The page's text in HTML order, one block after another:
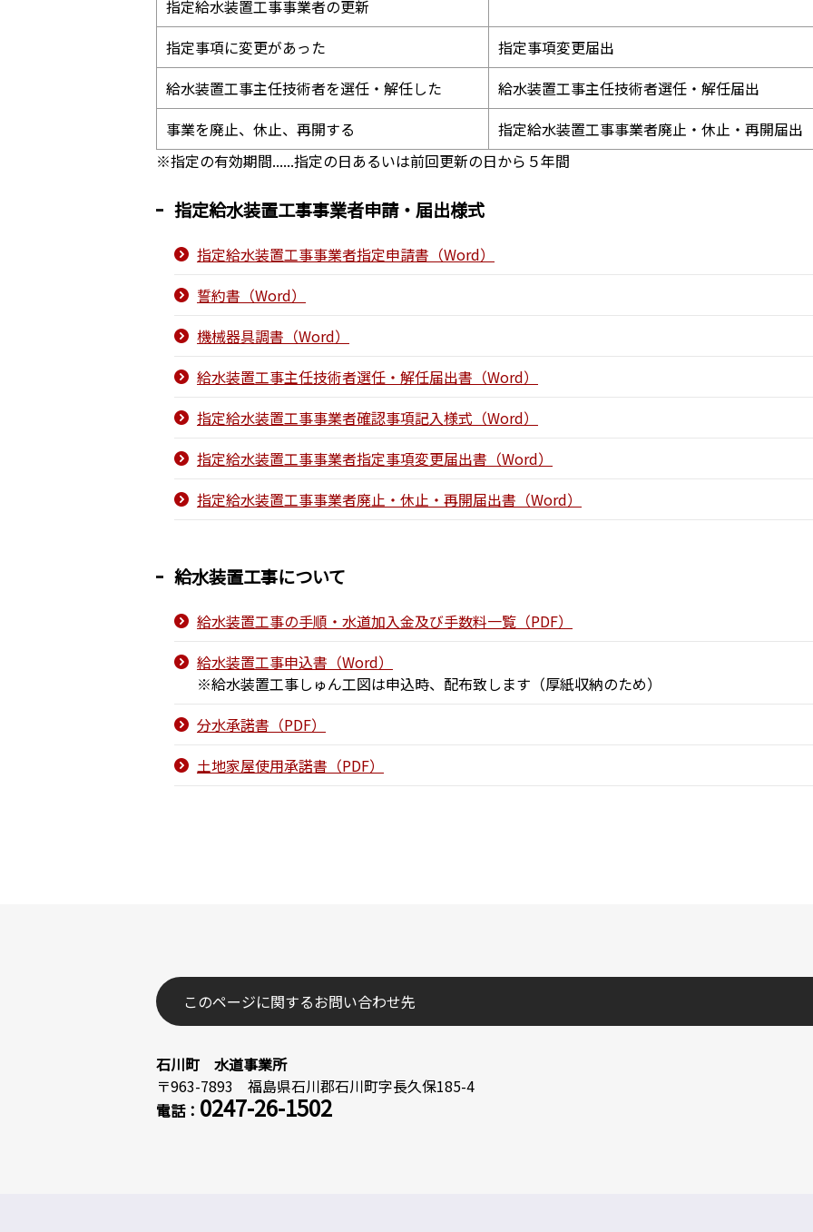
指定給水装置工事事業者の更新
指定事項に変更があった
指定事項変更届出
給水装置工事主任技術者を選任・解任した
給水装置工事主任技術者選任・解任届出
事業を廃止、休止、再開する
指定給水装置工事事業者廃止・休止・再開届出
※指定の有効期間......指定の日あるいは前回更新の日から５年間
指定給水装置工事事業者申請・届出様式
指定給水装置工事事業者指定申請書（Word）
誓約書（Word）
機械器具調書（Word）
給水装置工事主任技術者選任・解任届出書（Word）
指定給水装置工事事業者確認事項記入様式（Word）
指定給水装置工事事業者指定事項変更届出書（Word）
指定給水装置工事事業者廃止・休止・再開届出書（Word）
給水装置工事について
給水装置工事の手順・水道加入金及び手数料一覧（PDF）
給水装置工事申込書（Word）
※給水装置工事しゅん工図は申込時、配布致します（厚紙収納のため）
分水承諾書（PDF）
土地家屋使用承諾書（PDF）
このページに関するお問い合わせ先
石川町 水道事業所
〒963-7893 福島県石川郡石川町字長久保185-4
電話： 0247-26-1502